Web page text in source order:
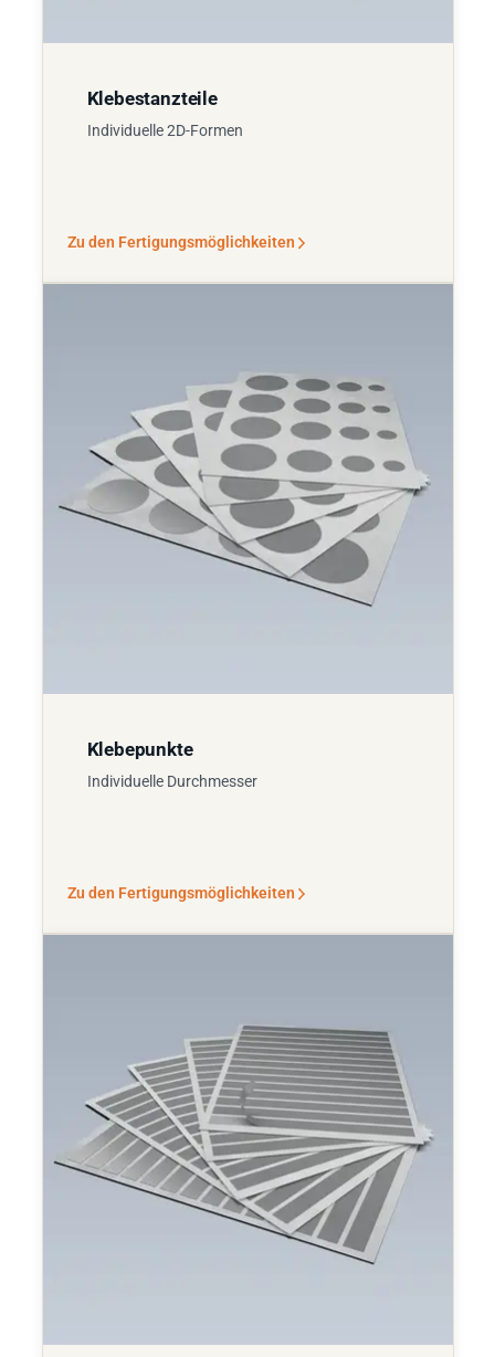
Klebestanzteile
Individuelle 2D-Formen
Zu den Fertigungsmöglichkeiten
Klebepunkte
Individuelle Durchmesser
Zu den Fertigungsmöglichkeiten